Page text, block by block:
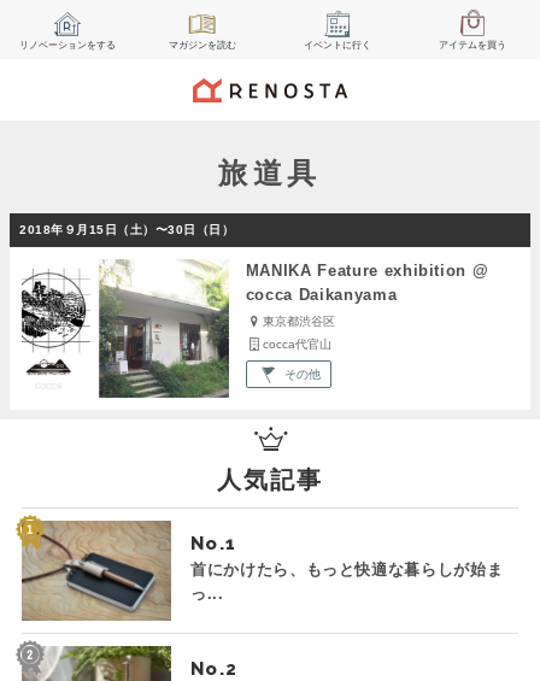
リノベーションをする マガジンを読む イベント に行く アイテムを買う
旅道具
2018年９月15日（土）〜30日（日）
MANIKA Feature exhibition @
cocca Daikanyama
東京都渋谷区
cocca代官山
その他
人気記事
No.
首にかけたら、もっと快適な暮らしが始ま
っ...
No.